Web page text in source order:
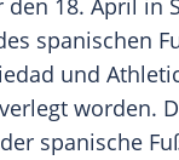
den 18. April in
spanischen
und
worden.
spanische